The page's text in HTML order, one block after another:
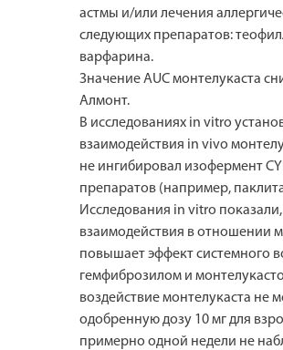
астмы и/или лечения
следующих препаратов:
варфарина.
Значение AUC монтелукаста
Алмонт.
В исследованиях in vitro
взаимодействия in vivo
не ингибировал изофермент
препаратов (например,
Исследования in vitro
взаимодействия в отношении
повышает эффект системного
гемфиброзилом и
воздействие монтелукаста
одобренную дозу 10 мг для
примерно одной недели не